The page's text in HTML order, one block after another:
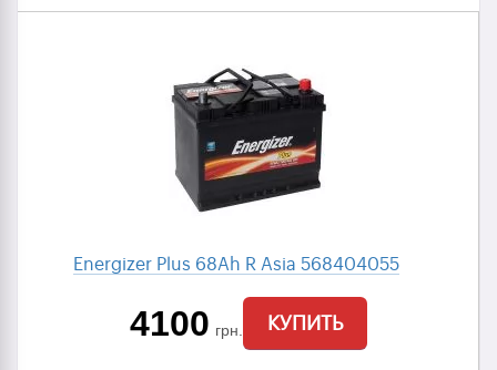
Energizer Plus 68Ah R Asia 568404055
4100 грн. КУПИТЬ